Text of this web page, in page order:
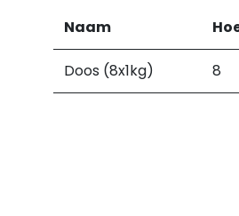
Naam
Doos (8x1kg) 8